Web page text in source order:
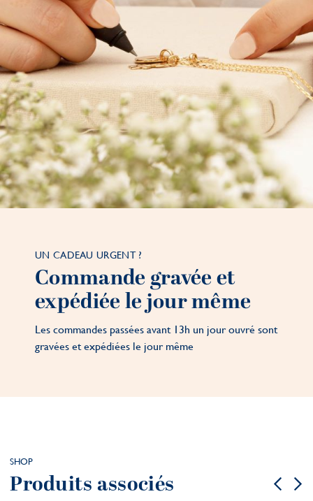
UN CADEAU URGENT ?
Commande gravée et
expédiée le jour même
Les commandes passées avant 13h un jour ouvré sont
gravées et expédiées le jour même
SHOP
Produits associés